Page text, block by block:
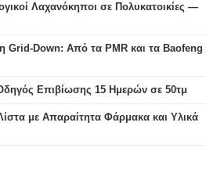
Λαχανόκηποι σε Πολυκατοικίες —
Grid-Down: Από τα PMR και τα Baofeng
Επιβίωσης 15 Ημερών σε 50τμ
με Απαραίτητα Φάρμακα και Υλικά